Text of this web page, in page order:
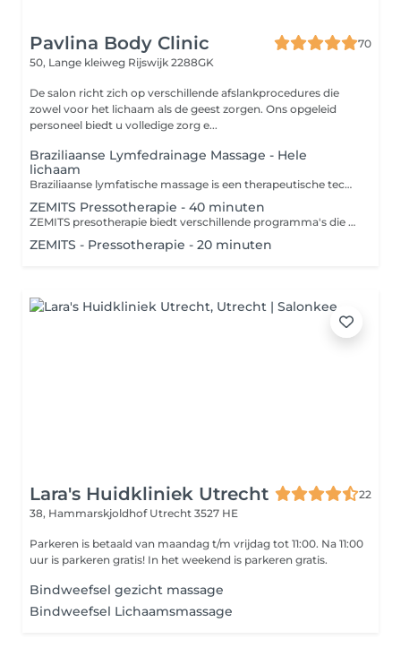
Pavlina Body Clinic
70
50, Lange kleiweg Rijswijk 2288GK
De salon richt zich op verschillende afslankprocedures die
zowel voor het lichaam als de geest zorgen. Ons opgeleid
personeel biedt u volledige zorg e...
Braziliaanse Lymfedrainage Massage - Hele
lichaam
Braziliaanse lymfatische massage is een therapeutische techniek die zich richt op de stimulatie van het lymfestelsel en de ondersteuning van de detoxificatie van het lichaam. Deze massage, die zijn oorsprong in Brazilië heeft, wordt uitgevoerd met zachte, ritmische bewegingen en druk die de lymfe-afvoer bevorderen en de bloedcirculatie verbeteren. Contra-indicaties: 1. Acute infecties 2. Ontstekingziekten 3. Tumoren 4. Trombose 5. Hartproblemen 6. Diabetes 7. Open wonden 8. Zwangerschap
ZEMITS Pressotherapie - 40 minuten
ZEMITS presotherapie biedt verschillende programma's die zich richten op specifieke behoeften van cliënten: 1. **Detoxificatieprogramma**: Ondersteunt het lymfesysteem en verwijdert gifstoffen uit het lichaam. 2. **Vetverbrandingsprogramma**: Versnelt de stofwisseling en helpt bij het afvallen. 3. **Huidverstevigingsprogramma**: Stimuleert de collageenproductie en verstevigt de huid. 4. **Herstelprogramma**: Vermindert spanning in de spieren en bevordert een snellere regeneratie na fysieke activiteit. 5. **Ontspannings- en wellnessprogramma**: Biedt stressverlichting en een aangename, ontspannende ervaring. 6. **Programma ter verbetering van de doorbloeding**: Helpt de doorbloeding van de ledematen te verbeteren en vermindert zwellingen. Deze programma's kunnen worden gepersonaliseerd op basis van de behoeften van elke cliënt, wat zorgt voor effectieve therapeutische resultaten. Presotherapie heeft enkele contra-indicaties: 1. Zwangerschap 2. Infectieziekten 3. Hartproblemen 4. Bloedstolsels 5. Huidziekten 6. Kanker 7. Ernstige neurologische aandoeningen 8. Lage bloeddruk 9. Ontstekingen Raadpleeg altijd een specialist om te zien of de therapie geschikt is.
ZEMITS - Pressotherapie - 20 minuten
Lara's Huidkliniek Utrecht
22
38, Hammarskjoldhof Utrecht 3527 HE
Parkeren is betaald van maandag t/m vrijdag tot 11:00. Na 11:00
uur is parkeren gratis! In het weekend is parkeren gratis.
Bindweefsel gezicht massage
Bindweefsel Lichaamsmassage